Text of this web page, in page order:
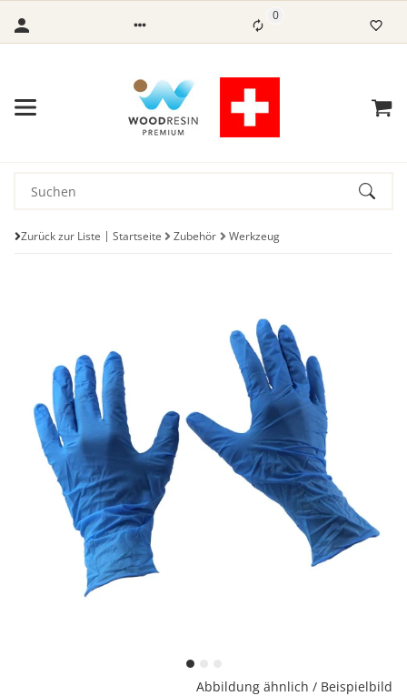
0
Zurück zur Liste Startseite Zubehör Werkzeug
Abbildung ähnlich / Beispielbild